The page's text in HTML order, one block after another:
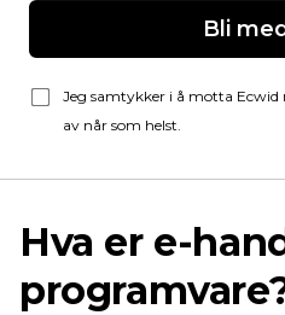
Bli
Jeg samtykker i å motta Ecwid
av når som helst.
Hva er e-